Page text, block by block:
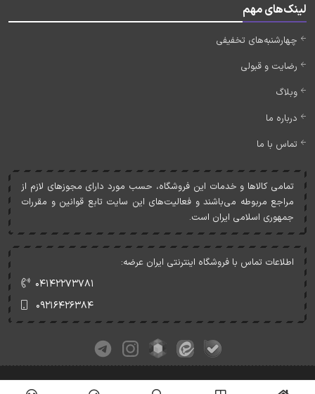
لینک‌های مهم
چهارشنبه‌های تخفیفی
رضایت و قبولی
وبلاگ
درباره ما
تماس با ما
تمامی کالاها و خدمات اين فروشگاه، حسب مورد دارای مجوزهای لازم از
مراجع مربوطه می‌باشند و فعاليت‌های اين سايت تابع قوانين و مقررات
جمهوری اسلامی ايران است.
اطلاعات تماس با فروشگاه اینترنتی ایران عرضه:
۰۴۱۴۲۲۷۳۷۸۱
۰۹۲۱۶۴۲۶۳۸۴